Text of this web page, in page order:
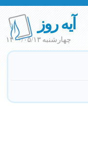
آیه روز
چهارشنبه ۱۴۰۰/۰۵/۱۳